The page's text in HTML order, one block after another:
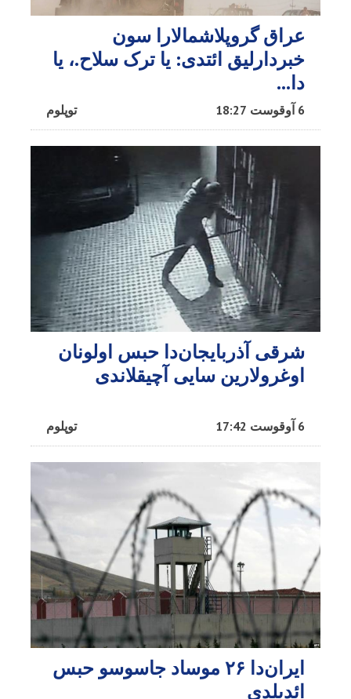
عراق گروپلاشمالارا سون
خبردارلیق ائتدی: یا ترک سلاح.، یا
دا…
توپلوم 6 آوقوست 18:27
شرقی آذربایجان‌دا حبس اولونان
اوغرولارین سایی آچیقلاندی
توپلوم 6 آوقوست 17:42
ایران‌دا ۲۶ موساد جاسوسو حبس
ائدیلدی